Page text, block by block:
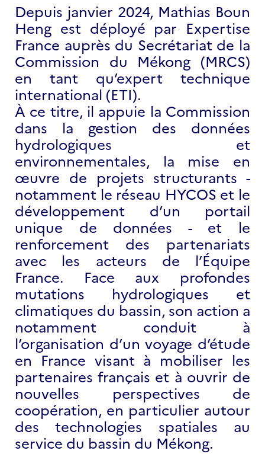
Depuis janvier 2024, Mathias Boun
Heng est déployé par Expertise
France auprès du Secrétariat de la
Commission du Mékong (MRCS)
en tant qu’expert technique
international (ETI).
À ce titre, il appuie la Commission
dans la gestion des données
hydrologiques et
environnementales, la mise en
œuvre de projets structurants -
notamment le réseau HYCOS et le
développement d’un portail
unique de données - et le
renforcement des partenariats
avec les acteurs de l’Équipe
France. Face aux profondes
mutations hydrologiques et
climatiques du bassin, son action a
notamment conduit à
l’organisation d’un voyage d’étude
en France visant à mobiliser les
partenaires français et à ouvrir de
nouvelles perspectives de
coopération, en particulier autour
des technologies spatiales au
service du bassin du Mékong.